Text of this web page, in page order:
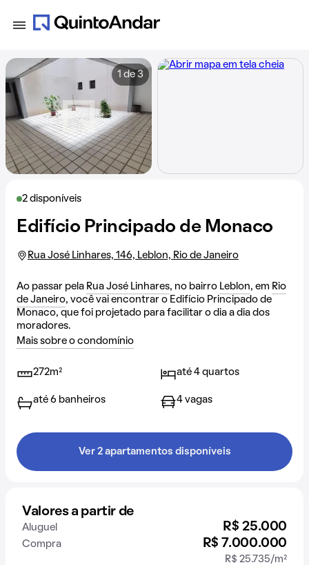
2 disponíveis
Edifício Principado de Monaco
Rua José Linhares, 146, Leblon, Rio de Janeiro
Ao passar pela Rua José Linhares, no bairro Leblon, em Rio
de Janeiro, você vai encontrar o Edifício Principado de
Monaco, que foi projetado para facilitar o dia a dia dos
moradores.
Mais sobre o condomínio
272m² até 4 quartos
até 6 banheiros 4 vagas
Ver 2 apartamentos disponíveis
Valores a partir de
Aluguel R$ 25.000
Compra R$ 7.000.000
R$ 25.735/m²
1 de 3